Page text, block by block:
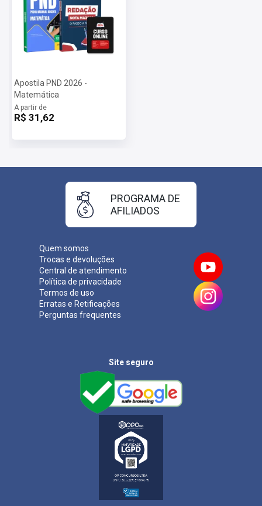
Apostila PND 2026 -
Matemática
A partir de
R$ 31,62
Quem somos
Trocas e devoluções
Central de atendimento
Política de privacidade
Termos de uso
Erratas e Retificações
Perguntas frequentes
PROGRAMA DE
AFILIADOS
Site seguro